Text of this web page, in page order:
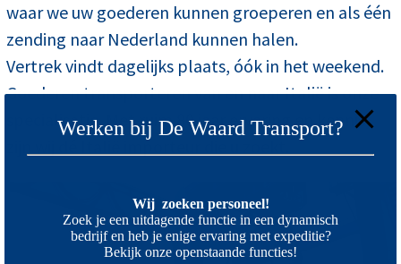
waar we uw goederen kunnen groeperen en als één
zending naar Nederland kunnen halen.
Vertrek vindt dagelijks plaats, óók in het weekend.
Goederen transporteren van en naar Italië is onze
specialisatie. Met ruim 80 jaar ervaring en kennis,
zijn wij dé Italië importeur die u zoekt.
Werken bij De Waard Transport?
Wij zoeken personeel!
Zoek je een uitdagende functie in een dynamisch
bedrijf en heb je enige ervaring met expeditie?
Bekijk onze openstaande functies!